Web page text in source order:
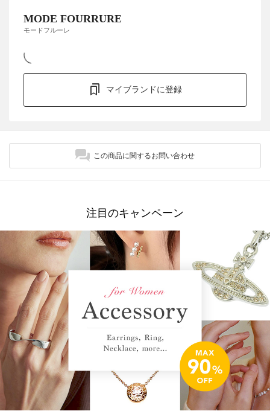
MODE FOURRURE
モードフルーレ
マイブランドに登録
この商品に関するお問い合わせ
注目のキャンペーン